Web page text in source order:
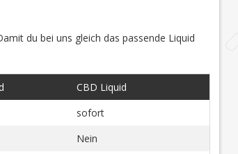
du bei uns gleich das passende Liquid
CBD Liquid
sofort
Nein